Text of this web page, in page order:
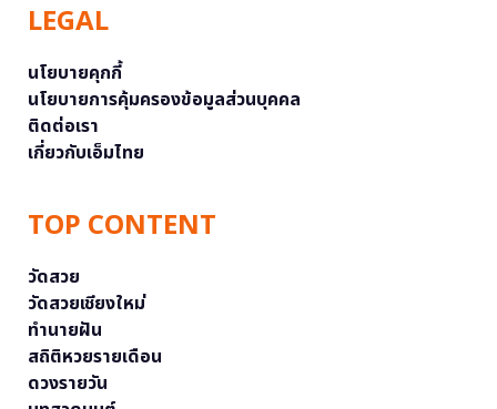
LEGAL
นโยบายคุกกี้
นโยบายการคุ้มครองข้อมูลส่วนบุคคล
ติดต่อเรา
เกี่ยวกับเอ็มไทย
TOP CONTENT
วัดสวย
วัดสวยเชียงใหม่
ทำนายฝัน
สถิติหวยรายเดือน
ดวงรายวัน